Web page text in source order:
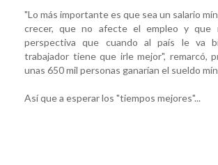
"Lo más importante es que sea un salario
crecer, que no afecte el empleo y que
perspectiva que cuando al país le va
trabajador tiene que irle mejor", remarcó,
unas 650 mil personas ganarían el sueldo
Así que a esperar los "tiempos mejores"...